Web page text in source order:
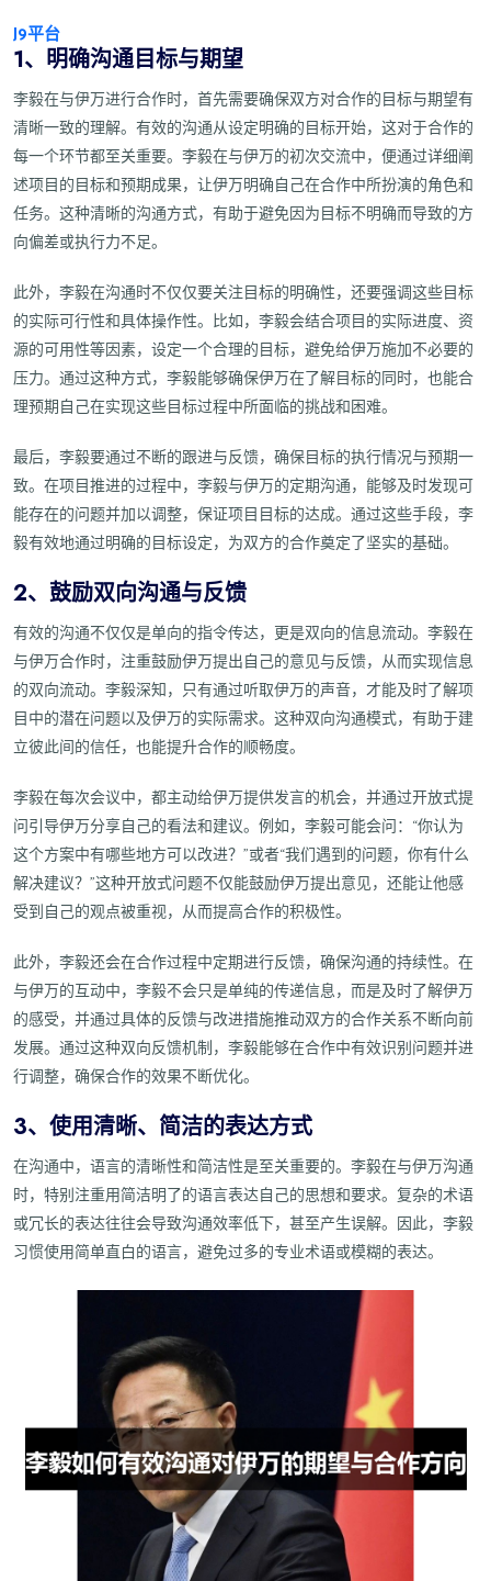
J9平台
1、明确沟通目标与期望
李毅在与伊万进行合作时，首先需要确保双方对合作的目标与期望有
清晰一致的理解。有效的沟通从设定明确的目标开始，这对于合作的
每一个环节都至关重要。李毅在与伊万的初次交流中，便通过详细阐
述项目的目标和预期成果，让伊万明确自己在合作中所扮演的角色和
任务。这种清晰的沟通方式，有助于避免因为目标不明确而导致的方
向偏差或执行力不足。
此外，李毅在沟通时不仅仅要关注目标的明确性，还要强调这些目标
的实际可行性和具体操作性。比如，李毅会结合项目的实际进度、资
源的可用性等因素，设定一个合理的目标，避免给伊万施加不必要的
压力。通过这种方式，李毅能够确保伊万在了解目标的同时，也能合
理预期自己在实现这些目标过程中所面临的挑战和困难。
最后，李毅要通过不断的跟进与反馈，确保目标的执行情况与预期一
致。在项目推进的过程中，李毅与伊万的定期沟通，能够及时发现可
能存在的问题并加以调整，保证项目目标的达成。通过这些手段，李
毅有效地通过明确的目标设定，为双方的合作奠定了坚实的基础。
2、鼓励双向沟通与反馈
有效的沟通不仅仅是单向的指令传达，更是双向的信息流动。李毅在
与伊万合作时，注重鼓励伊万提出自己的意见与反馈，从而实现信息
的双向流动。李毅深知，只有通过听取伊万的声音，才能及时了解项
目中的潜在问题以及伊万的实际需求。这种双向沟通模式，有助于建
立彼此间的信任，也能提升合作的顺畅度。
李毅在每次会议中，都主动给伊万提供发言的机会，并通过开放式提
问引导伊万分享自己的看法和建议。例如，李毅可能会问：“你认为
这个方案中有哪些地方可以改进？”或者“我们遇到的问题，你有什么
解决建议？”这种开放式问题不仅能鼓励伊万提出意见，还能让他感
受到自己的观点被重视，从而提高合作的积极性。
此外，李毅还会在合作过程中定期进行反馈，确保沟通的持续性。在
与伊万的互动中，李毅不会只是单纯的传递信息，而是及时了解伊万
的感受，并通过具体的反馈与改进措施推动双方的合作关系不断向前
发展。通过这种双向反馈机制，李毅能够在合作中有效识别问题并进
行调整，确保合作的效果不断优化。
3、使用清晰、简洁的表达方式
在沟通中，语言的清晰性和简洁性是至关重要的。李毅在与伊万沟通
时，特别注重用简洁明了的语言表达自己的思想和要求。复杂的术语
或冗长的表达往往会导致沟通效率低下，甚至产生误解。因此，李毅
习惯使用简单直白的语言，避免过多的专业术语或模糊的表达。